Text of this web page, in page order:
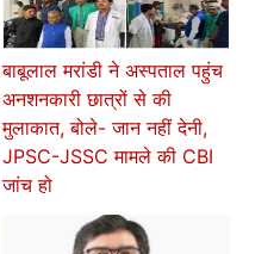
बाबूलाल मरांडी ने अस्पताल पहुंच
अनशनकारी छात्रों से की
मुलाकात, बोले- जान नहीं देनी,
JPSC-JSSC मामले की CBI
जांच हो